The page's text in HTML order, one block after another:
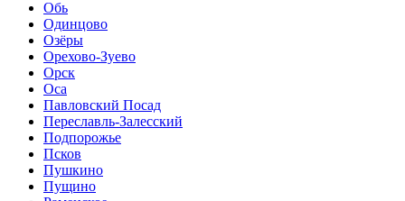
Обь
Одинцово
Озёры
Орехово-Зуево
Орск
Оса
Павловский Посад
Переславль-Залесский
Подпорожье
Псков
Пушкино
Пущино